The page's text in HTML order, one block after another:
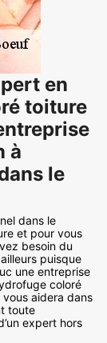
en
toiture
à
le
dans le
et pour vous
besoin du
puisque
une entreprise
coloré
aidera dans
toute
expert hors